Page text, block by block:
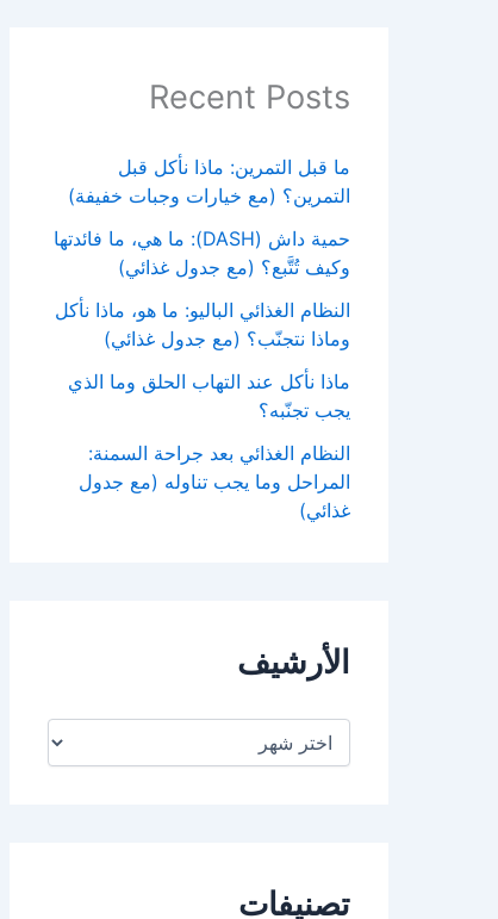
Recent Posts
ما قبل التمرين: ماذا نأكل قبل
التمرين؟ (مع خيارات وجبات خفيفة)
حمية داش (DASH): ما هي، ما فائدتها
وكيف تُتَّبع؟ (مع جدول غذائي)
النظام الغذائي الباليو: ما هو، ماذا نأكل
وماذا نتجنّب؟ (مع جدول غذائي)
ماذا نأكل عند التهاب الحلق وما الذي
يجب تجنّبه؟
النظام الغذائي بعد جراحة السمنة:
المراحل وما يجب تناوله (مع جدول
غذائي)
الأرشيف
تصنيفات